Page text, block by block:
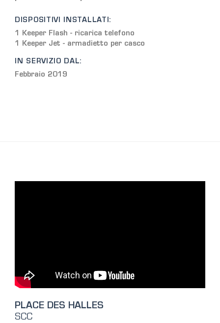
DISPOSITIVI INSTALLATI:
1 Keeper Flash - ricarica telefono
1 Keeper Jet - armadietto per casco
IN SERVIZIO DAL:
Febbraio 2019
PLACE DES HALLES
SCC